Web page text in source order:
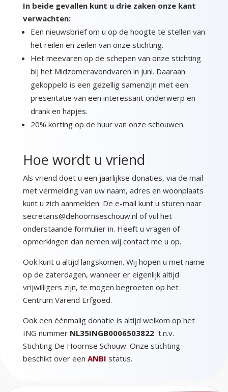
In beide gevallen kunt u drie zaken onze kant
verwachten:
Een nieuwsbrief om u op de hoogte te stellen van
het reilen en zeilen van onze stichting.
Het meevaren op de schepen van onze stichting
bij het Midzomeravondvaren in juni. Daaraan
gekoppeld is een gezellig samenzijn met een
presentatie van een interessant onderwerp en
drank en hapjes.
20% korting op de huur van onze schouwen.
Hoe wordt u vriend
Als vriend doet u een jaarlijkse donaties, via de mail
met vermelding van uw naam, adres en woonplaats
kunt u zich aanmelden. De e-mail kunt u sturen naar
secretaris@dehoornseschouw.nl of vul het
onderstaande formulier in. Heeft u vragen of
opmerkingen dan nemen wij contact me u op.
Ook kunt u altijd langskomen. Wij hopen u met name
op de zaterdagen, wanneer er eigenlijk altijd
vrijwilligers zijn, te mogen begroeten op het
Centrum Varend Erfgoed.
Ook een éénmalig donatie is altijd welkom op het
ING nummer NL35INGB0006503822 t.n.v.
Stichting De Hoornse Schouw. Onze stichting
beschikt over een ANBI status.